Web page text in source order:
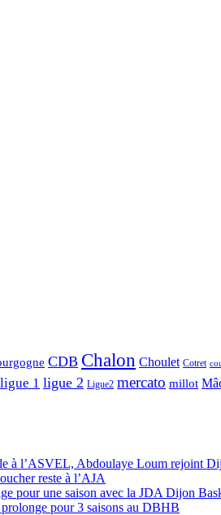
CDB Chalon Choulet Cotret
ligue 1 ligue 2 Ligue2 mercato millot
à l’ASVEL, Abdoulaye Loum rejoint
reste à l’AJA
pour une saison avec la JDA Dijon
pour 3 saisons au DBHB